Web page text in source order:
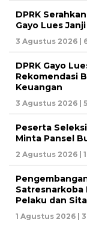
DPRK
Gayo Lues
3 Agustus 2026 |
DPRK Gayo
Rekomendasi
Keuangan
3 Agustus 2026 |
Peserta
Minta Pansel
2 Agustus 2026 |
Satresnarkoba
Pelaku dan
1 Agustus 2026 |